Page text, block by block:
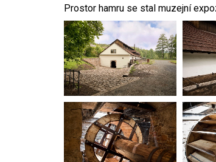
Prostor hamru se stal muzejní